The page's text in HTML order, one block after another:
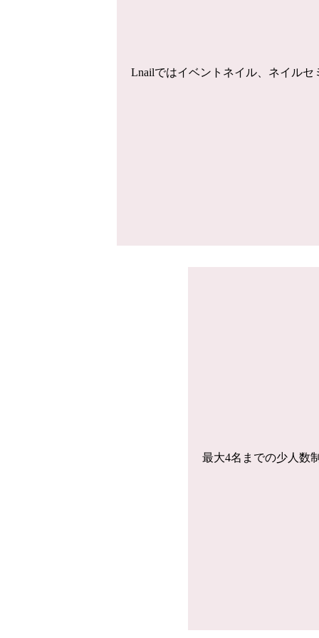
Lnailではイベントネイル、ネイル
最大4名までの少人数